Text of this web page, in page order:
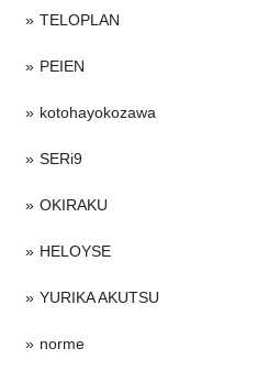
TELOPLAN
PEIEN
kotohayokozawa
SERi9
OKIRAKU
HELOYSE
YURIKA AKUTSU
norme